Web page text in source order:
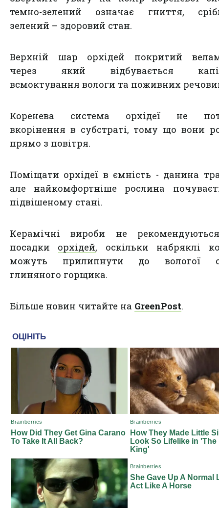
темно-зелений означає гниття,
зелений – здоровий стан.
Верхній шар орхідей покритий
через який відбувається
всмоктування вологи та поживних
Коренева система орхідеї не
вкорінення в субстраті, тому що вони
прямо з повітря.
Поміщати орхідеї в ємність - данина
але найкомфортніше рослина
підвішеному стані.
Керамічні вироби не
посадки орхідей, оскільки набряклі
можуть прилипнути до вологої
глиняного горщика.
Більше новин читайте на GreenPost.